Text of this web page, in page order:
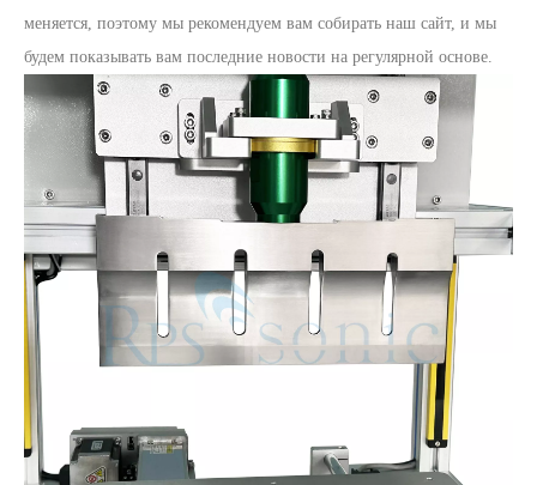
меняется, поэтому мы рекомендуем вам собирать наш сайт, и мы
будем показывать вам последние новости на регулярной основе.